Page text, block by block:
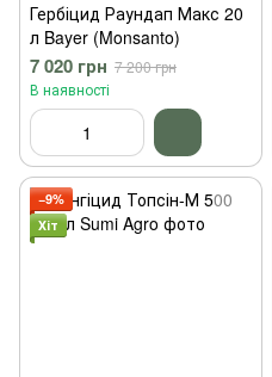
Гербіцид Раундап Макс 20
л Bayer (Monsanto)
7 020 грн 7 200 грн
В наявності
−9%
Хіт